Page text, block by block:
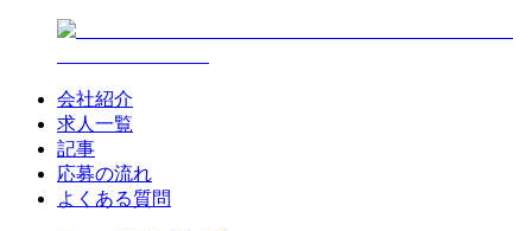
会社紹介
求人一覧
記事
応募の流れ
よくある質問